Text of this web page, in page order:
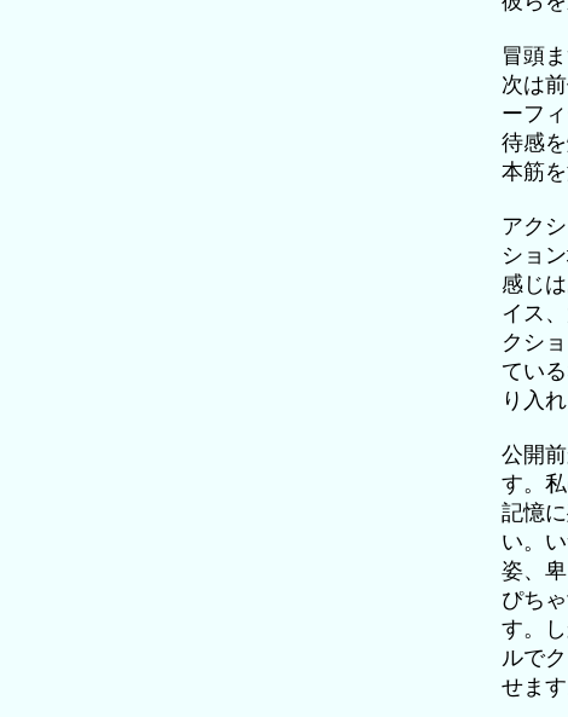
冒頭
次は
ーフ
待感
本筋
アク
ショ
感じ
イス
クシ
てい
り入
公開
す。
記憶
い。
姿、
ぴち
す。
ルで
せます